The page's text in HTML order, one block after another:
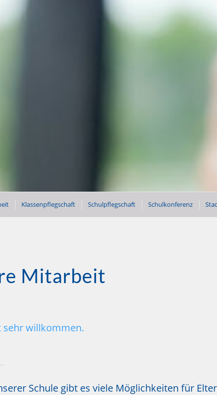
Klassenpflegschaft Schulpflegschaft Schulkonferenz
Mitarbeit
willkommen.
Schule gibt es viele Möglichkeiten für